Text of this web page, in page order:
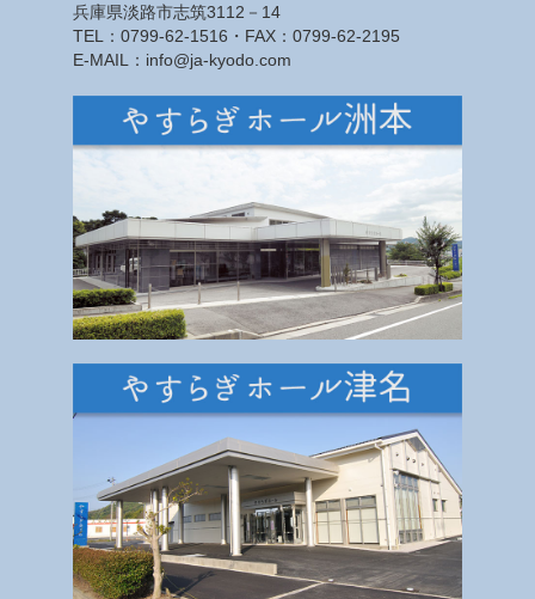
兵庫県淡路市志筑3112－14
TEL： 0799-62-1516 ・FAX：0799-62-2195
E-MAIL：info@ja-kyodo.com